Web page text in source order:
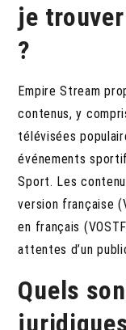
je
?
Empire Stream
contenus, y
télévisées
événements
Sport. Les
version française
en français
attentes d’un
Quels